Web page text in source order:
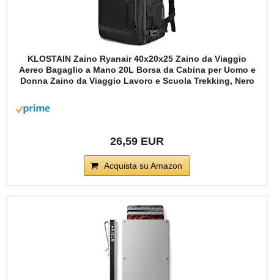
KLOSTAIN Zaino Ryanair 40x20x25 Zaino da Viaggio
Aereo Bagaglio a Mano 20L Borsa da Cabina per Uomo e
Donna Zaino da Viaggio Lavoro e Scuola Trekking, Nero
26,59 EUR
Acquista su Amazon